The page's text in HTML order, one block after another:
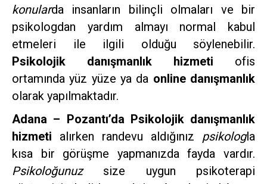
konularda insanların bilinçli olmaları ve bir
psikologdan yardım almayı normal kabul
etmeleri ile ilgili olduğu söylenebilir.
Psikolojik danışmanlık hizmeti ofis
ortamında yüz yüze ya da online danışmanlık
olarak yapılmaktadır.
Adana – Pozantı’da Psikolojik danışmanlık
hizmeti alırken randevu aldığınız psikologla
kısa bir görüşme yapmanızda fayda vardır.
Psikoloğunuz size uygun psikoterapi